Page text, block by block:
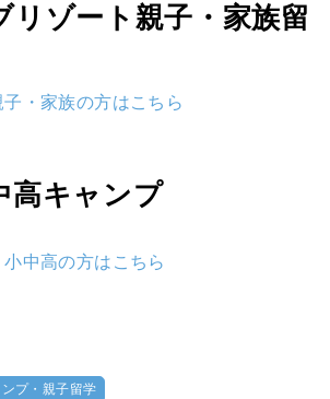
リゾート 親子・家族留
子・家族の方はこちら
高キャンプ
小中高の方はこちら
プ・親子留学